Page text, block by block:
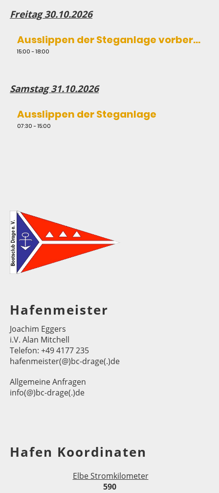
Freitag 30.10.2026
Ausslippen der Steganlage vorbereiten
15:00 - 18:00
Samstag 31.10.2026
Ausslippen der Steganlage
07:30 - 15:00
Hafenmeister
Joachim Eggers
i.V. Alan Mitchell
Telefon: +49 4177 235
hafenmeister(@)bc-drage(.)de
Allgemeine Anfragen
info(@)bc-drage(.)de
Hafen Koordinaten
Elbe Stromkilometer
590